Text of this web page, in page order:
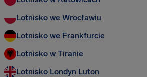
Lotnisko we Wrocławiu
Lotnisko we Frankfurcie
Lotnisko w Tiranie
Lotnisko Londyn Luton